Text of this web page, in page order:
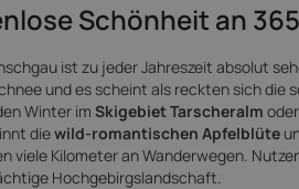
Schönheit an
ist zu jeder Jahreszeit absolut
und es scheint als reckten sich die
Winter im Skigebiet Tarscheralm
diewild-romantischen Apfelblüte
viele Kilometer an Wanderwegen.
Hochgebirgslandschaft.